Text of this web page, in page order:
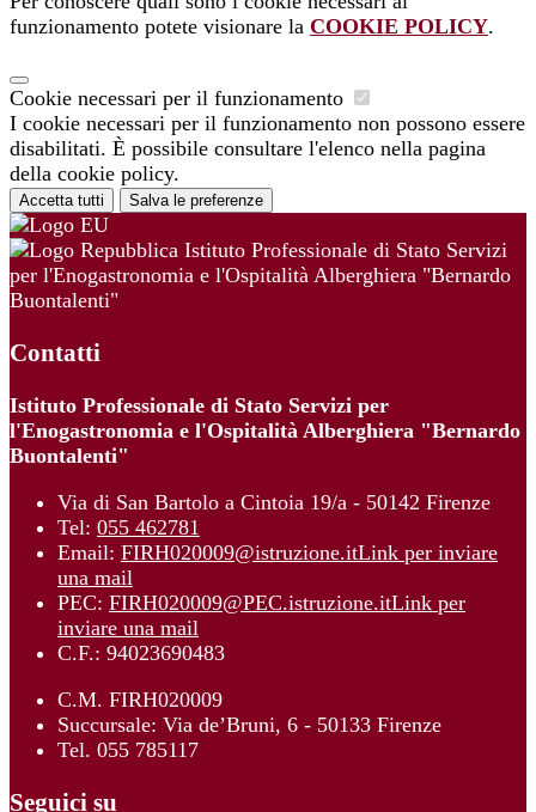
funzionamento potete visionare la COOKIE POLICY.
Cookie necessari per il funzionamento
I cookie necessari per il funzionamento non possono essere
disabilitati. È possibile consultare l'elenco nella pagina
della cookie policy.
Accetta tutti Salva le preferenze
Istituto Professionale di Stato Servizi
per l'Enogastronomia e l'Ospitalità Alberghiera "Bernardo
Buontalenti"
Contatti
Istituto Professionale di Stato Servizi per
l'Enogastronomia e l'Ospitalità Alberghiera "Bernardo
Buontalenti"
Via di San Bartolo a Cintoia 19/a - 50142 Firenze
Tel: 055 462781
Email: FIRH020009@istruzione.itLink per inviare
una mail
PEC: FIRH020009@PEC.istruzione.itLink per
inviare una mail
C.F.: 94023690483
C.M. FIRH020009
Succursale: Via de’Bruni, 6 - 50133 Firenze
Tel. 055 785117
Seguici su